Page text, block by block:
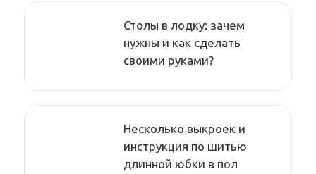
Столы в лодку: зачем
нужны и как сделать
своими руками?
Несколько выкроек и
инструкция по шитью
длинной юбки в пол